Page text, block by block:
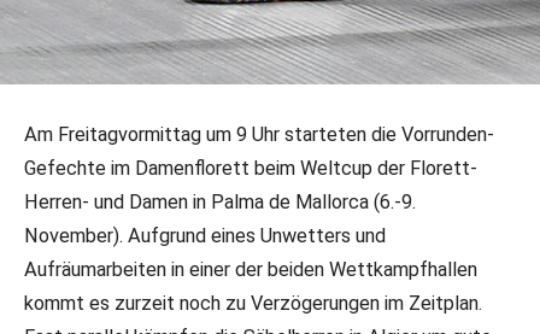
06.11.2025 DFB-PR/Jannik Schneider
Weltcup-Start: Kleibrink vor
Jubiläum auf Mallorca, Säbel-Team in
Algier gefordert
Am heutigen Freitag beginnt mit den Florett-
Wettkämpfen auf Palma de Mallorca sowie den
Am Freitagvormittag um 9 Uhr starteten die Vorrunden-
Gefechte im Damenflorett beim Weltcup der Florett-
Herren- und Damen in Palma de Mallorca (6.-9.
November). Aufgrund eines Unwetters und
Aufräumarbeiten in einer der beiden Wettkampfhallen
kommt es zurzeit noch zu Verzögerungen im Zeitplan.